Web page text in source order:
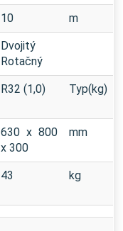
10 m
Dvojitý
Rotačný
R32 (1,0) Typ(kg)
630 x 800
x 300
mm
43 kg